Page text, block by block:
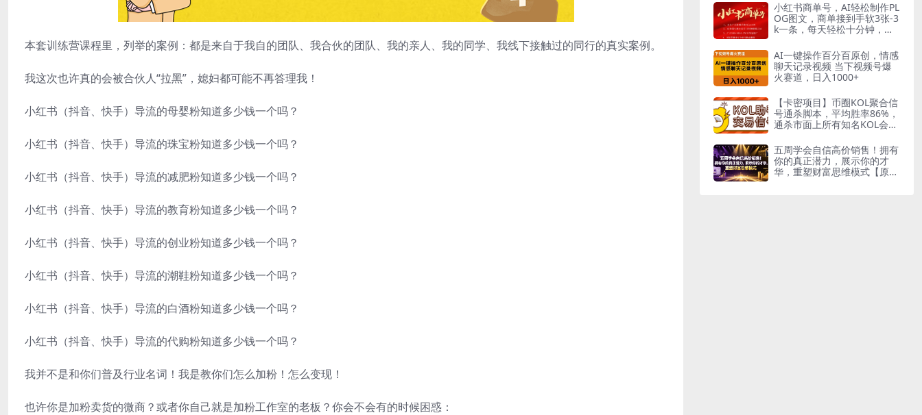
本套训练营课程里，列举的案例：都是来自于我自的团队、我合伙的团队、我的亲人、我的同学、我线下接触过的同行的真实案例。
我这次也许真的会被合伙人“拉黑”，媳妇都可能不再答理我！
小红书（抖音、快手）导流的母婴粉知道多少钱一个吗？
小红书（抖音、快手）导流的珠宝粉知道多少钱一个吗？
小红书（抖音、快手）导流的减肥粉知道多少钱一个吗？
小红书（抖音、快手）导流的教育粉知道多少钱一个吗？
小红书（抖音、快手）导流的创业粉知道多少钱一个吗？
小红书（抖音、快手）导流的潮鞋粉知道多少钱一个吗？
小红书（抖音、快手）导流的白酒粉知道多少钱一个吗？
小红书（抖音、快手）导流的代购粉知道多少钱一个吗？
我并不是和你们普及行业名词！我是教你们怎么加粉！怎么变现！
也许你是加粉卖货的微商？或者你自己就是加粉工作室的老板？你会不会有的时候困惑：
小红书商单号，AI轻松制作PL
OG图文，商单接到手软3张-3
k一条，每天轻松十分钟，矩
AI一键操作百分百原创，情感
聊天记录视频 当下视频号爆
火赛道，日入1000+
【卡密项目】币圈KOL聚合信
号通杀脚本，平均胜率86%，
通杀市面上所有知名KOL会员
五周学会自信高价销售！拥有
你的真正潜力，展示你的才
华，重塑财富思维模式【原创